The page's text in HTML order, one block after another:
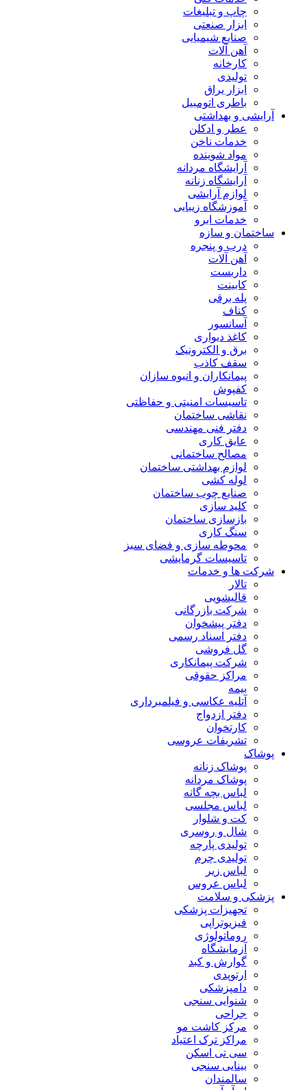
چاپ و تبلیغات
ابزار صنعتی
صنایع شیمیایی
آهن آلات
کارخانه
تولیدی
ابزار یراق
باطری اتومبیل
آرایشی و بهداشتی
عطر و ادکلن
خدمات ناخن
مواد شوینده
آرایشگاه مردانه
آرایشگاه زنانه
لوازم آرایشی
آموزشگاه زیبایی
خدمات ابرو
ساختمان و سازه
درب و پنجره
آهن آلات
داربست
کابینت
پله برقی
کناف
آسانسور
کاغذ دیواری
برق و الکترونیک
سقف کاذب
پیمانکاران و انبوه سازان
کفپوش
تاسیسات امنیتی و حفاظتی
نقاشی ساختمان
دفتر فنی مهندسی
عایق کاری
مصالح ساختمانی
لوازم بهداشتی ساختمان
لوله کشی
صنایع چوب ساختمان
کلید سازی
بازسازی ساختمان
سنگ کاری
محوطه سازی و فضای سبز
تاسیسات گرمایشی
شرکت ها و خدمات
تالار
قالیشویی
شرکت بازرگانی
دفتر پیشخوان
دفتر اسناد رسمی
گل فروشی
شرکت پیمانکاری
مراکز حقوقی
بیمه
آتلیه عکاسی و فیلمبرداری
دفتر ازدواج
کارتخوان
تشریفات عروسی
پوشاک
پوشاک زنانه
پوشاک مردانه
لباس بچه گانه
لباس مجلسی
کت و شلوار
شال و روسری
تولیدی پارچه
تولیدی چرم
لباس زیر
لباس عروس
پزشکی و سلامت
تجهیزات پزشکی
فیزیوتراپی
روماتولوژی
آزمایشگاه
گوارش و کبد
ارتوپدی
دامپزشکی
شنوایی سنجی
جراحی
مرکز کاشت مو
مراکز ترک اعتیاد
سی تی اسکن
بینایی سنجی
سالمندان